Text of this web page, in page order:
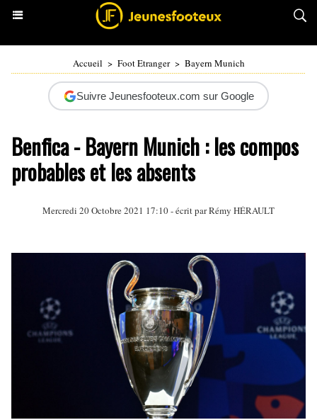
Accueil > Foot Etranger > Bayern Munich
Suivre Jeunesfooteux.com sur Google
Benfica - Bayern Munich : les compos
probables et les absents
Mercredi 20 Octobre 2021 17:10 - écrit parRémy HÉRAULT